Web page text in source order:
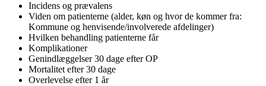
Incidens og prævalens
Viden om patienterne (alder, køn og hvor de kommer fra:
Kommune og henvisende/involverede afdelinger)
Hvilken behandling patienterne får
Komplikationer
Genindlæggelser 30 dage efter OP
Mortalitet efter 30 dage
Overlevelse efter 1 år